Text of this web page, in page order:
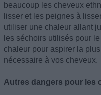
beaucoup les cheveux
lisser et les peignes à
utiliser une chaleur allant
les séchoirs utilisés pour
chaleur pour aspirer la
nécessaire à vos cheveux.
Autres dangers pour les